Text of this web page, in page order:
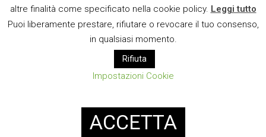
E MAIL
Designed usingMagazine News Byte. Powered by
altre finalità come specificato nella cookie policy. Leggi tutto
Puoi liberamente prestare, rifiutare o revocare il tuo consenso,
in qualsiasi momento.
Rifiuta
Impostazioni Cookie
ACCETTA